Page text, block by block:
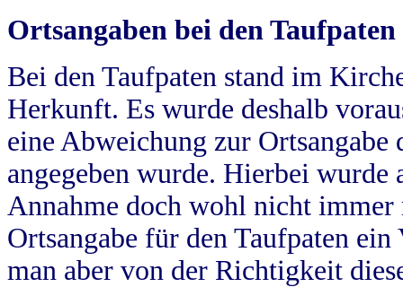
Ortsangaben bei den Taufpaten
Bei den Taufpaten stand im
Herkunft. Es wurde deshalb
eine Abweichung zur
angegeben wurde. Hierbei wurde
Annahme doch wohl nicht
Ortsangabe für den Taufpaten
man aber von der Richtigkeit